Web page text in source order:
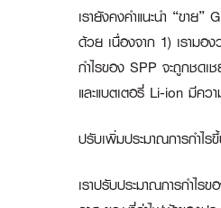
เรายังคงคำแนะนำ “ขาย
ด้วย เนื่องจาก 1) เรามอง
กำไรของ SPP จะถูกชด
และแบตเตอรี่ Li-ion มีคว
ปรับเพิ่มประมาณการกำไร
เราปรับประมาณการกำไ